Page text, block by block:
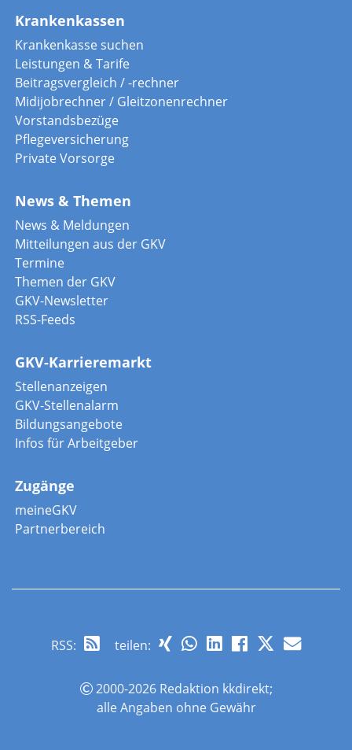
Krankenkassen
Krankenkasse suchen
Leistungen & Tarife
Beitragsvergleich / -rechner
Midijobrechner / Gleitzonenrechner
Vorstandsbezüge
Pflegeversicherung
Private Vorsorge
News & Themen
News & Meldungen
Mitteilungen aus der GKV
Termine
Themen der GKV
GKV-Newsletter
RSS-Feeds
GKV-Karrieremarkt
Stellenanzeigen
GKV-Stellenalarm
Bildungsangebote
Infos für Arbeitgeber
Zugänge
meineGKV
Partnerbereich
RSS: teilen:
2000-2026 Redaktion kkdirekt;
alle Angaben ohne Gewähr